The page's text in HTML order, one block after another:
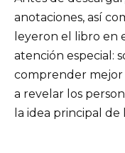
anotaciones, así
leyeron el libro en
atención especial:
comprender mejor
a revelar los
la idea principal de